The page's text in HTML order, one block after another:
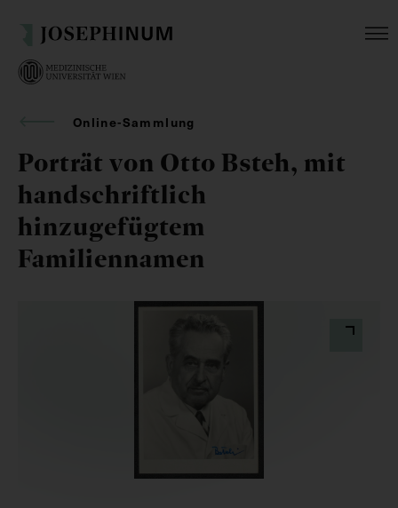
Online-Sammlung
Porträt von Otto Bsteh, mit
handschriftlich
hinzugefügtem
Familiennamen